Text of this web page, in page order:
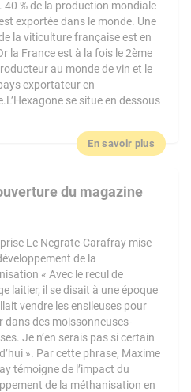
40 % de la production mondiale
exportée dans le monde. Une
la viticulture française est en
la France est à la fois le 2ème
au monde de vin et le
exportateur en
se situe en dessous
En savoir plus
du magazine
Le Negrate-Carafray mise
de la
« Avec le recul de
laitier, il se disait à une époque
vendre les ensileuses pour
dans des moissonneuses-
Je n’en serais pas si certain
». Par cette phrase, Maxime
témoigne de l’impact du
de la méthanisation en